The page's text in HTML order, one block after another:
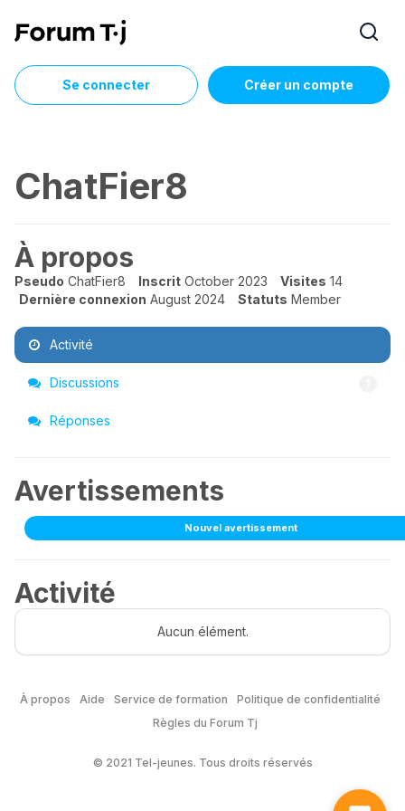
Se connecter Créer un compte
ChatFier8
À propos
Pseudo ChatFier8 Inscrit October 2023 Visites 14
Dernière connexion August 2024 Statuts Member
Activité
Discussions
Réponses
Avertissements
Nouvel avertissement
Activité
Aucun élément.
À propos Aide Service de formation
Politique de confidentialité
Règles du Forum Tj
© 2021 Tel-jeunes. Tous droits réservés